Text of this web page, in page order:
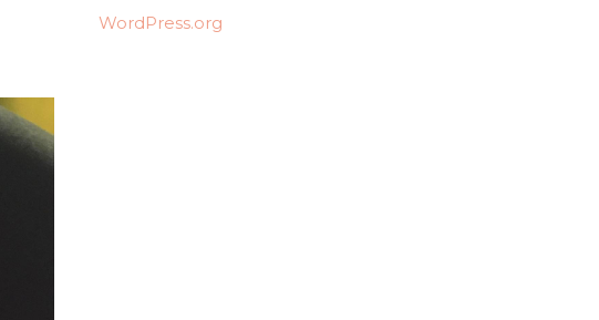
WordPress.org